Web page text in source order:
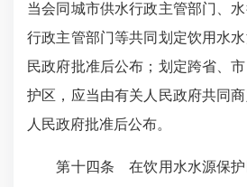
当会同城市供水行政主管部门、
行政主管部门等共同划定饮用水
民政府批准后公布；划定跨省、
护区，应当由有关人民政府共同
人民政府批准后公布。
第十四条 在饮用水水源保护